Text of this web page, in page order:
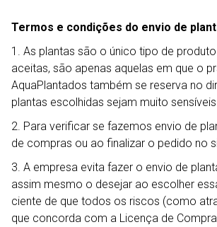
Termos e condições do envio de
1. As plantas são o único tipo de
aceitas, são apenas aquelas em que o
AquaPlantados também se reserva no
plantas escolhidas sejam muito
2. Para verificar se fazemos envio de
de compras ou ao finalizar o pedido no
3. A empresa evita fazer o envio de
assim mesmo o desejar ao escolher
ciente de que todos os riscos (como
que concorda com a Licença de Compra.